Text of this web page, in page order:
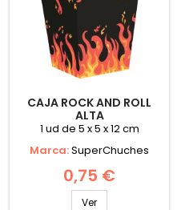
CAJA ROCK AND ROLL
ALTA
1 ud de 5 x 5 x 12 cm
Marca:SuperChuches
0,75 €
Ver